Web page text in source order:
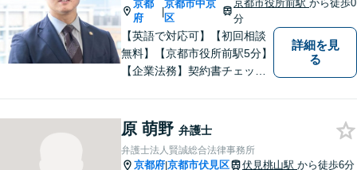
い。京都
府
|
京都市中京
区
京都市役所前駅から徒歩0
分
【英語で対応可】【初回相談
無料】【京都市役所前駅5分】
【企業法務】契約書チェッ
導、フリーランス・スタート
アップ支援など、幅広いご相
談に対応【税務訴訟】税務調
詳細を見
る
原 萌野 弁護士
弁護士法人賢誠総合法律事務所
京都府|京都市伏見区 伏見桃山駅 から徒歩6分